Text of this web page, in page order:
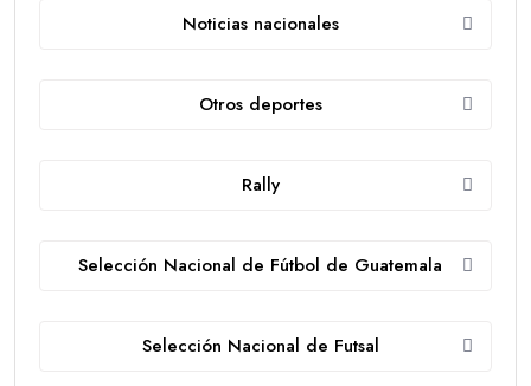
Noticias nacionales
Otros deportes
Rally
Selección Nacional de Fútbol de Guatemala
Selección Nacional de Futsal